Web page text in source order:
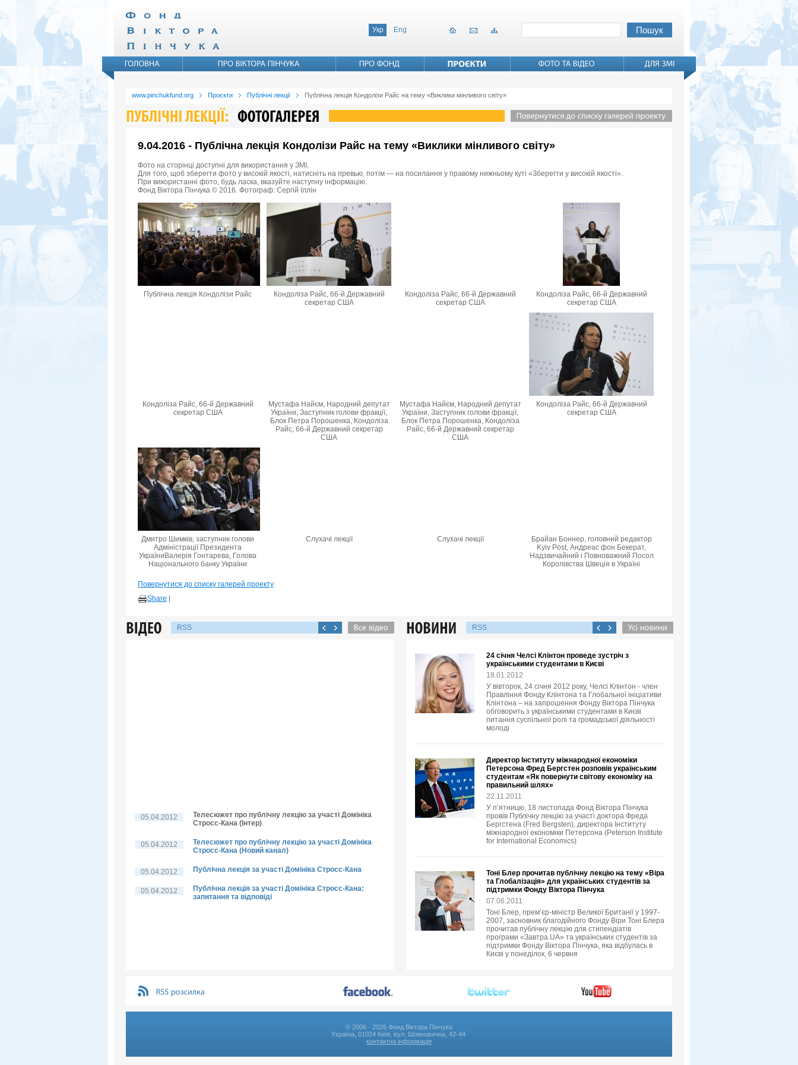
Укр Eng
www.pinchukfund.org Проєкти Публічні лекції Публічна лекція Кондолізи Райс на тему «Виклики мінливого світу»
9.04.2016 - Публічна лекція Кондолізи Райс на тему «Виклики мінливого світу»
Фото на сторінці доступні для використання у ЗМІ.
Для того, щоб зберегти фото у високій якості, натисніть на превью, потім — на посилання у правому нижньому куті «Зберегти у високій якості».
При використанні фото, будь ласка, вказуйте наступну інформацію.
Фонд Віктора Пінчука © 2016. Фотограф: Сергій Іллін
Публічна лекція Кондолізи Райс
Кондоліза Райс, 66-й Державний
секретар США
Кондоліза Райс, 66-й Державний
секретар США
Кондоліза Райс, 66-й Державний
секретар США
Кондоліза Райс, 66-й Державний
секретар США
Мустафа Найєм, Народний депутат
України, Заступник голови фракції,
Блок Петра Порошенка, Кондоліза
Райс, 66-й Державний секретар
США
Мустафа Найєм, Народний депутат
України, Заступник голови фракції,
Блок Петра Порошенка, Кондоліза
Райс, 66-й Державний секретар
США
Кондоліза Райс, 66-й Державний
секретар США
Дмитро Шимків, заступник голови
Адміністрації Президента
УкраїниВалерія Гонтарева, Голова
Національного банку України
Слухачі лекції Слухачі лекції
Брайан Боннер, головний редактор
Kyiv Post, Андреас фон Бекерат,
Надзвичайний і Повноважний Посол
Королівства Швеція в Україні
Повернутися до списку галерей проекту
Share
RSS
05.04.2012
Телесюжет про публічну лекцію за участі Домініка
Стросс-Кана (Інтер)
05.04.2012
Телесюжет про публічну лекцію за участі Домініка
Стросс-Кана (Новий канал)
05.04.2012 Публічна лекція за участі Домініка Стросс-Кана
05.04.2012
Публічна лекція за участі Домініка Стросс-Кана:
запитання та відповіді
RSS
24 січня Челсі Клінтон проведе зустріч з
українськими студентами в Києві
18.01.2012
У вівторок, 24 січня 2012 року, Челсі Клінтон - член
Правління Фонду Клінтона та Глобальної ініціативи
Клінтона – на запрошення Фонду Віктора Пінчука
обговорить з українськими студентами в Києві
питання суспільної ролі та громадської діяльності
молоді
Директор Інституту міжнародної економіки
Петерсона Фред Бергстен розповів українським
студентам «Як повернути світову економіку на
правильний шлях»
22.11.2011
У п’ятницю, 18 листопада Фонд Віктора Пінчука
провів Публічну лекцію за участі доктора Фреда
Бергстена (Fred Bergsten), директора Інституту
міжнародної економіки Петерсона (Peterson Institute
for International Economics)
Тоні Блер прочитав публічну лекцію на тему «Віра
та Глобалізація» для українських студентів за
підтримки Фонду Віктора Пінчука
07.06.2011
Тоні Блер, прем’єр-міністр Великої Британії у 1997-
2007, засновник благодійного Фонду Віри Тоні Блера
прочитав публічну лекцію для стипендіатів
програми «Завтра.UA» та українських студентів за
підтримки Фонду Віктора Пінчука, яка відбулась в
Києві у понеділок, 6 червня
© 2006 - 2026 Фонд Віктора Пінчука
Україна, 01024 Київ, вул. Шовковична, 42-44
контактна інформація